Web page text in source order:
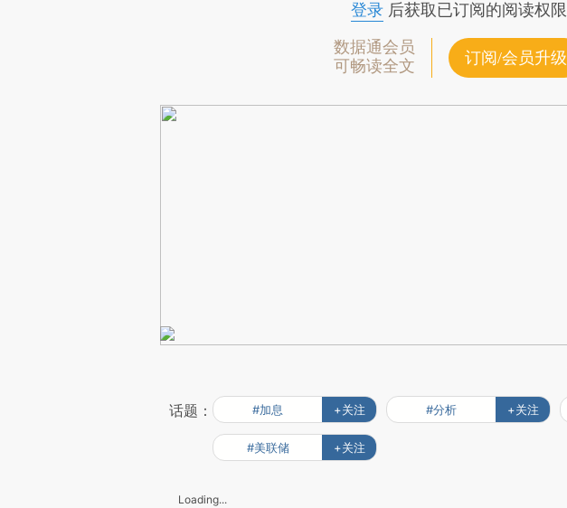
登录后获取已订阅的阅读权限
数据通会员
可畅读全文
订阅/会员升级
话题： #加息 +关注 #分析 +关注
#美联储 +关注
Loading...